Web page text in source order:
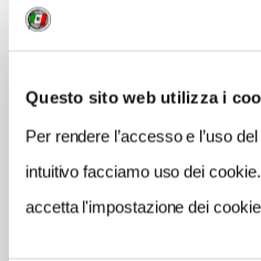
Questo sito web utilizza i
Per rendere l’accesso e l’uso
intuitivo facciamo uso dei
accetta l'impostazione dei
SITO WEB
TELEFONO
2078459300
METRO
Charing Cross (L1, L8), Leicester